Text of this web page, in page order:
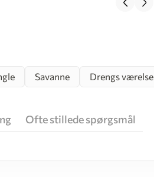
Savanne Drengs værelse
Ofte stillede spørgsmål